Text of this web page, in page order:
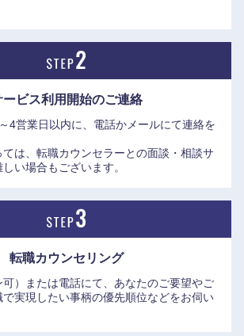
ービス利用開始のご連絡
4営業日以内に、電話かメールにて連絡を
は、転職カウンセラーとの面談・相談サ
い場合もございます。
転職カウンセリング
）または電話にて、あなたのご要望やご
実現したい事柄の優先順位などをお伺い
和歌山県